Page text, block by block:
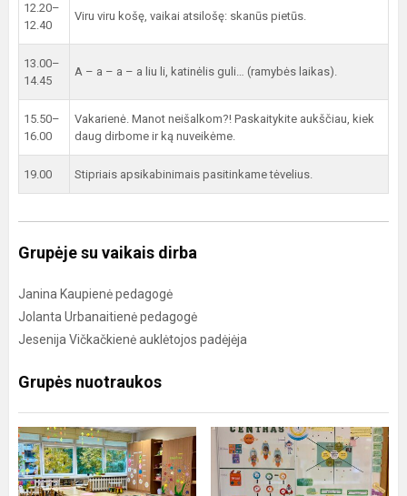
12.20–
12.40
Viru viru košę, vaikai atsilošę: skanūs pietūs.
13.00–
14.45
A – a – a – a liu li, katinėlis guli… (ramybės laikas).
15.50–
16.00
Vakarienė. Manot neišalkom?! Paskaitykite aukščiau, kiek
daug dirbome ir ką nuveikėme.
19.00 Stipriais apsikabinimais pasitinkame tėvelius.
Grupėje su vaikais dirba
Janina Kaupienė pedagogė
Jolanta Urbanaitienė pedagogė
Jesenija Vičkačkienė auklėtojos padėjėja
Grupės nuotraukos